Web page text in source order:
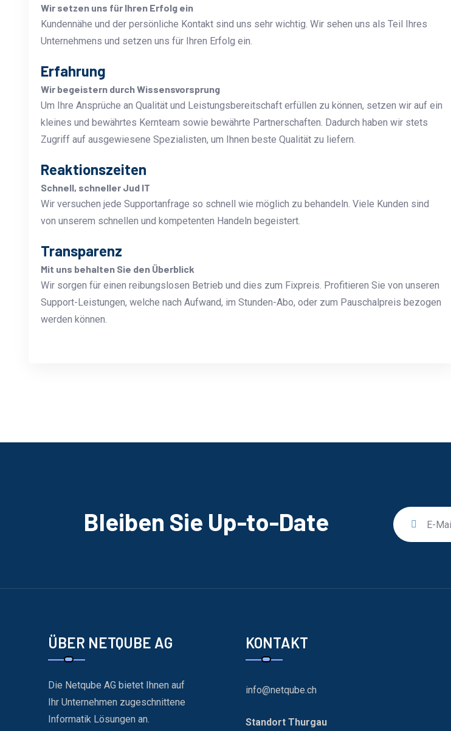
Wir setzen uns für Ihren Erfolg ein
Kundennähe und der persönliche Kontakt sind uns sehr wichtig. Wir sehen uns als Teil Ihres
Unternehmens und setzen uns für Ihren Erfolg ein.
Erfahrung
Wir begeistern durch Wissensvorsprung
Um Ihre Ansprüche an Qualität und Leistungsbereitschaft erfüllen zu können, setzen wir auf ein
kleines und bewährtes Kernteam sowie bewährte Partnerschaften. Dadurch haben wir stets
Zugriff auf ausgewiesene Spezialisten, um Ihnen beste Qualität zu liefern.
Reaktionszeiten
Schnell, schneller Jud IT
Wir versuchen jede Supportanfrage so schnell wie möglich zu behandeln. Viele Kunden sind
von unserem schnellen und kompetenten Handeln begeistert.
Transparenz
Mit uns behalten Sie den Überblick
Wir sorgen für einen reibungslosen Betrieb und dies zum Fixpreis. Profitieren Sie von unseren
Support-Leistungen, welche nach Aufwand, im Stunden-Abo, oder zum Pauschalpreis bezogen
werden können.
Bleiben Sie Up-to-Date
ÜBER NETQUBE AG
Die Netqube AG bietet Ihnen auf
Ihr Unternehmen zugeschnittene
Informatik Lösungen an.
KONTAKT
info@netqube.ch
Standort Thurgau